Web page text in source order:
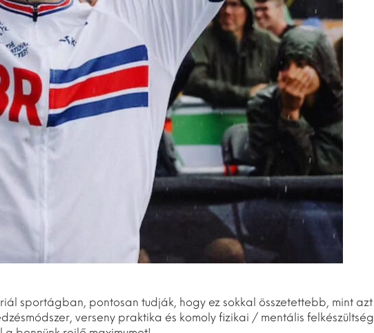
sportágban, pontosan tudják, hogy ez sokkal összetettebb, mint azt
verseny praktika és komoly fizikai / mentális felkészültség